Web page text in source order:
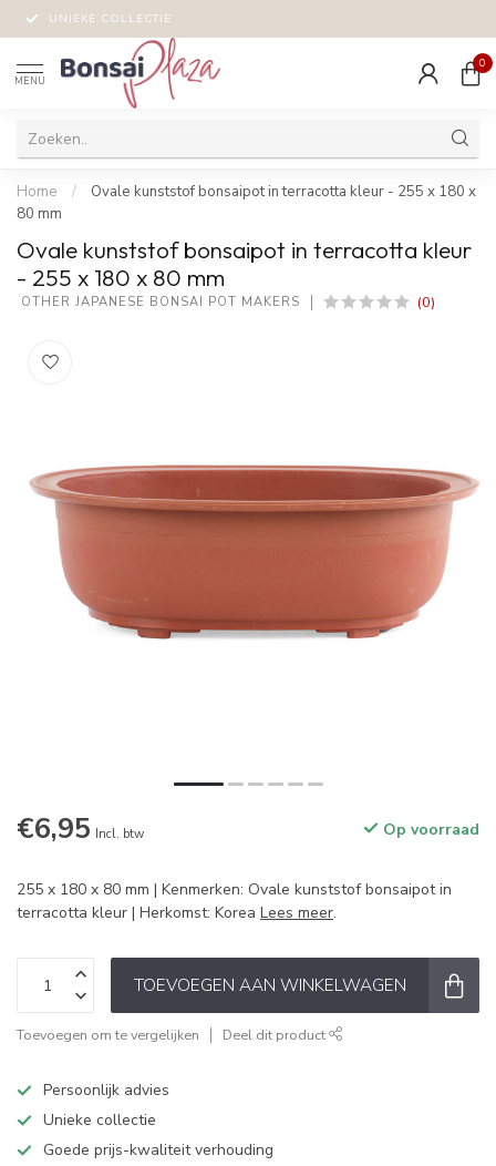
UNIEKE COLLECTIE
MENU
0
Home /
Ovale kunststof bonsaipot in terracotta kleur - 255 x 180 x
80 mm
Ovale kunststof bonsaipot in terracotta kleur
- 255 x 180 x 80 mm
OTHER JAPANESE BONSAI POT MAKERS (0)
€6,95 Incl. btw Op voorraad
255 x 180 x 80 mm | Kenmerken: Ovale kunststof bonsaipot in
terracotta kleur | Herkomst: Korea Lees meer.
TOEVOEGEN AAN WINKELWAGEN
Toevoegen om te vergelijken Deel dit product
Persoonlijk advies
Unieke collectie
Goede prijs-kwaliteit verhouding